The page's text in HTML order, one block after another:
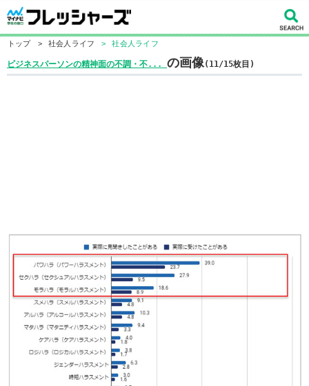
トップ > 社会人ライフ > 社会人ライフ
ビジネスパーソンの精神面の不調・不... の画像(11/15枚目)